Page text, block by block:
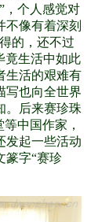
，个人感觉对
不像有着深刻
的，还不过
竟生活中如此
生活的艰难有
写也向全世界
。后来赛珍珠
中国作家，
发起一些活动
篆字“赛珍